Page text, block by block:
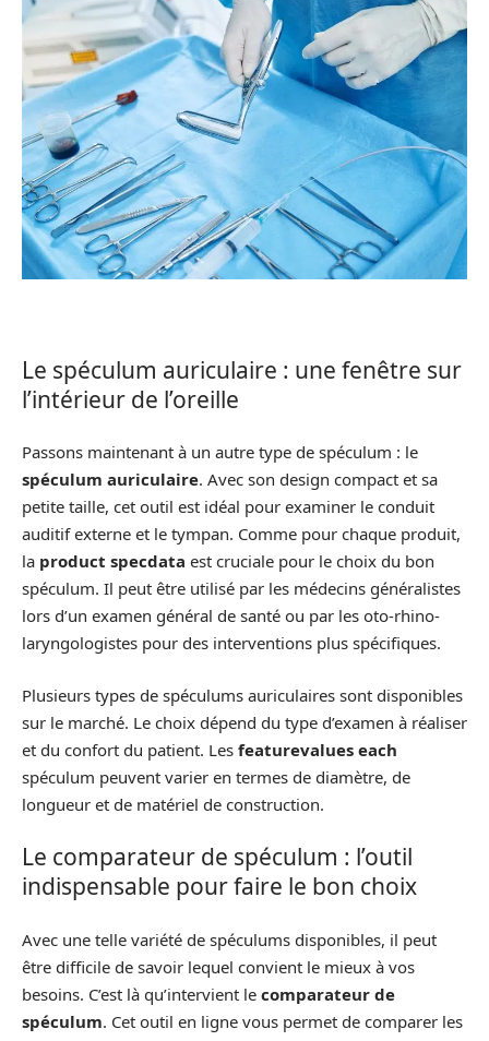
Le spéculum auriculaire : une fenêtre sur
l’intérieur de l’oreille
Passons maintenant à un autre type de spéculum : le
spéculum auriculaire. Avec son design compact et sa
petite taille, cet outil est idéal pour examiner le conduit
auditif externe et le tympan. Comme pour chaque produit,
la product specdata est cruciale pour le choix du bon
spéculum. Il peut être utilisé par les médecins généralistes
lors d’un examen général de santé ou par les oto-rhino-
laryngologistes pour des interventions plus spécifiques.
Plusieurs types de spéculums auriculaires sont disponibles
sur le marché. Le choix dépend du type d’examen à réaliser
et du confort du patient. Les featurevalues each
spéculum peuvent varier en termes de diamètre, de
longueur et de matériel de construction.
Le comparateur de spéculum : l’outil
indispensable pour faire le bon choix
Avec une telle variété de spéculums disponibles, il peut
être difficile de savoir lequel convient le mieux à vos
besoins. C’est là qu’intervient le comparateur de
spéculum. Cet outil en ligne vous permet de comparer les